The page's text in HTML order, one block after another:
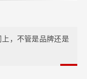
，不管是品牌还是